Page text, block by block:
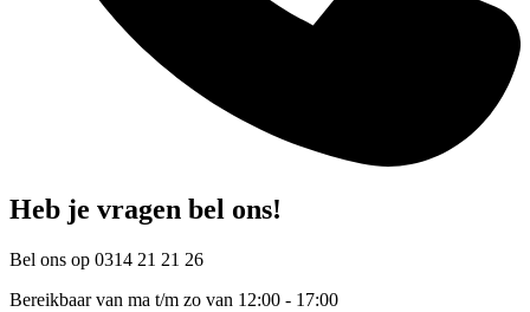
Heb je vragen bel ons!
Bel ons op 0314 21 21 26
Bereikbaar van ma t/m zo van 12:00 - 17:00